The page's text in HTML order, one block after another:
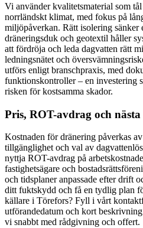
Vi använder kvalitetsmaterial som
norrländskt klimat, med fokus på
miljöpåverkan. Rätt isolering sänker
dräneringsduk och geotextil håller
att fördröja och leda dagvatten rätt
ledningsnätet och
utförs enligt branschpraxis, med
funktionskontroller – en investering
risken för kostsamma skador.
Pris, ROT-avdrag och nästa
Kostnaden för dränering påverkas
tillgänglighet och val av
nyttja ROT-avdrag på
fastighetsägare och
och tidsplaner anpassade efter drift
ditt fuktskydd och få en tydlig plan
källare i Törefors? Fyll i vårt
utförandedatum och kort
vi snabbt med rådgivning och offert.